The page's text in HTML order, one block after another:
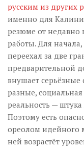
русским из других
именно для
резюме от недавно
работы. Для
переехал за две
предварительной
внушает
разные, социальная
реальность — штука
Поэтому есть
ореолом идейного
ней возрастёт